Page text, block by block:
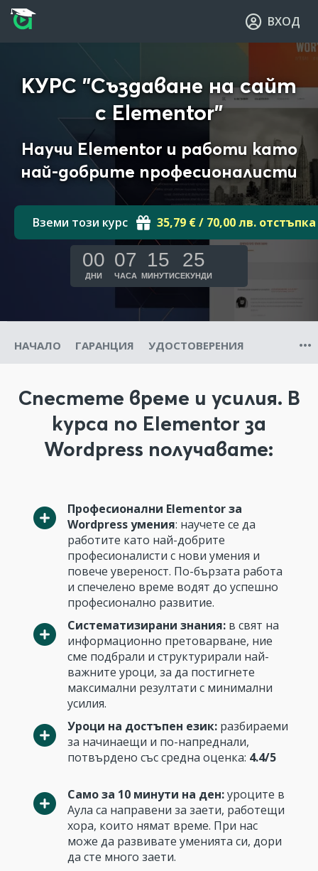
Прескочи към основното съдържание
Прескочи към навигацията
ВХОД
КУРС "Създаване на сайт
с Elementor"
Научи Elementor и работи като
най-добрите професионалисти
Вземи този курс 35,79 € / 70,00 лв. отстъпка
00
ДНИ
07
ЧАСА
15
МИНУТИ
24
СЕКУНДИ
НАЧАЛО ГАРАНЦИЯ УДОСТОВЕРЕНИЯ
Спестете време и усилия. В
курса по Elementor за
Wordpress получавате:
Професионални Elementor за
Wordpress умения: научете се да
работите като най-добрите
професионалисти с нови умения и
повече увереност. По-бързата работа
и спечелено време водят до успешно
професионално развитие.
Систематизирани знания: в свят на
информационно претоварване, ние
сме подбрали и структурирали най-
важните уроци, за да постигнете
максимални резултати с минимални
усилия.
Уроци на достъпен език: разбираеми
за начинаещи и по-напреднали,
потвърдено със средна оценка: 4.4/5
Само за 10 минути на ден:уроците в
Аула са направени за заети, работещи
хора, които нямат време. При нас
може да развивате уменията си, дори
да сте много заети.